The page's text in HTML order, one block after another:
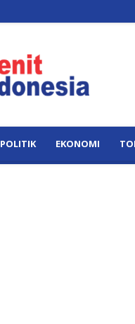
Indonesia
POLITIK EKONOMI